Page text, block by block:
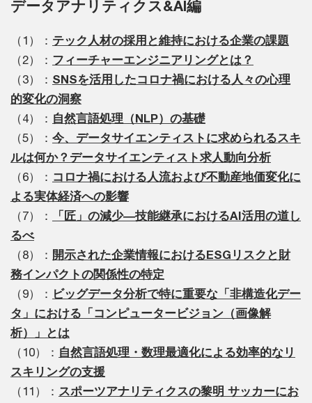
（1）： テック人材の採用と維持における企業の課題
（2）： フィーチャーエンジニアリングとは？
（3）：SNSを活用したコロナ禍における人々の心理
的変化の洞察
（4）： 自然言語処理（NLP）の基礎
（5）：今、データサイエンティストに求められるスキ
ルは何か？データサイエンティスト求人動向分析
（6）：コロナ禍における人流および不動産地価変化に
よる実体経済への影響
（7）：
るべ
（8）：開示された企業情報におけるESGリスクと財
務インパクトの関係性の特定
（9）：ビッグデータ分析で特に重要な「非構造化デー
タ」における「コンピュータービジョン（画像解
析）」とは
（10）：自然言語処理・数理最適化による効率的なリ
スキリングの支援